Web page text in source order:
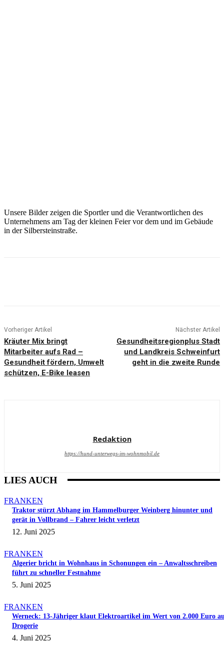
Unsere Bilder zeigen die Sportler und die Verantwortlichen des
Unternehmens am Tag der kleinen Feier vor dem und im Gebäude
in der Silbersteinstraße.
Vorheriger Artikel
Kräuter Mix bringt
Mitarbeiter aufs Rad –
Gesundheit fördern, Umwelt
schützen, E-Bike leasen
Nächster Artikel
Gesundheitsregionplus Stadt
und Landkreis Schweinfurt
geht in die zweite Runde
Redaktion
https://hund-unterwegs-im-wohnmobil.de
LIES AUCH
FRANKEN
Traktor stürzt Abhang im Hammelburger Weinberg hinunter und
gerät in Vollbrand – Fahrer leicht verletzt
12. Juni 2025
FRANKEN
Algerier bricht in Wohnhaus in Schonungen ein – Anwaltsschreiben
führt zu schneller Festnahme
5. Juni 2025
FRANKEN
Werneck: 13-Jähriger klaut Elektroartikel im Wert von 2.000 Euro
Drogerie
4. Juni 2025